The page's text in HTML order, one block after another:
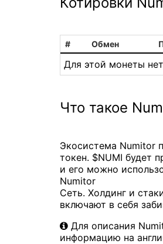
# Обмен
Для этой монеты
Что такое
Экосистема Numitor
токен. $NUMI будет
и его можно
Numitor
Сеть. Холдинг и
включают в себя
Для описания
информацию на